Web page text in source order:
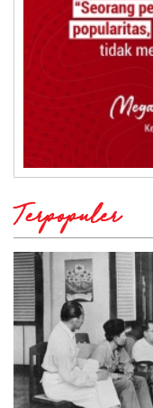
Terpopuler